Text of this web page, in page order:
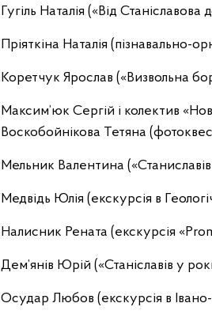
Гугіль Наталія («Від Станіславова
Пріяткіна Наталія (пізнавально-
Коретчук Ярослав («Визвольна
Максим’юк Сергій і колектив
Воскобойнікова Тетяна
Мельник Валентина
Медвідь Юлія (екскурсія в
Налисник Рената (екскурсія
Дем’янів Юрій («Станіславів у
Осудар Любов (екскурсія в